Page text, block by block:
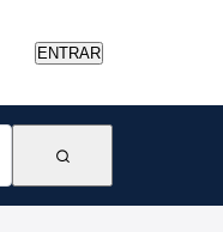
ENTRAR